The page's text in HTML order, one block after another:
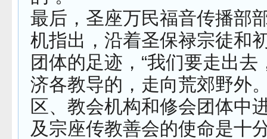
最后，圣座万民福音传播部
机指出，沿着圣保禄宗徒和
团体的足迹，“我们要走出去
济各教导的，走向荒郊野外
区、教会机构和修会团体中
及宗座传教善会的使命是十